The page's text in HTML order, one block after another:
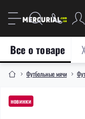
Футбольные мячи
Все о товаре
новинки